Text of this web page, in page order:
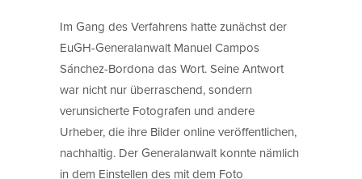
Im Gang des Verfahrens hatte zunächst der
EuGH-Generalanwalt Manuel Campos
Sánchez-Bordona das Wort. Seine Antwort
war nicht nur überraschend, sondern
verunsicherte Fotografen und andere
Urheber, die ihre Bilder online veröffentlichen,
nachhaltig. Der Generalanwalt konnte nämlich
in dem Einstellen des mit dem Foto